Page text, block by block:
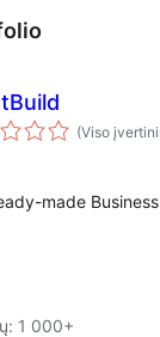
(Viso
made
1 000+